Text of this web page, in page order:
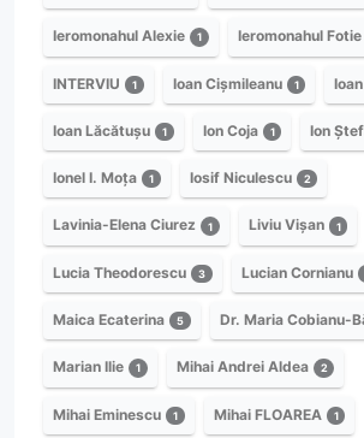
Ieromonahul Alexie 1 Ieromonahul Fotie
INTERVIU 1 Ioan Cișmileanu 1
Ioan Lăcătușu 1 Ion Coja 1 Ion
Ionel I. Moța 1 Iosif Niculescu 2
Lavinia-Elena Ciurez 1 Liviu Vișan 1
Lucia Theodorescu 3 Lucian Cornianu
Maica Ecaterina 5 Dr. Maria Cobianu-
Marian Ilie 1 Mihai Andrei Aldea 2
Mihai Eminescu 1 Mihai FLOAREA 1